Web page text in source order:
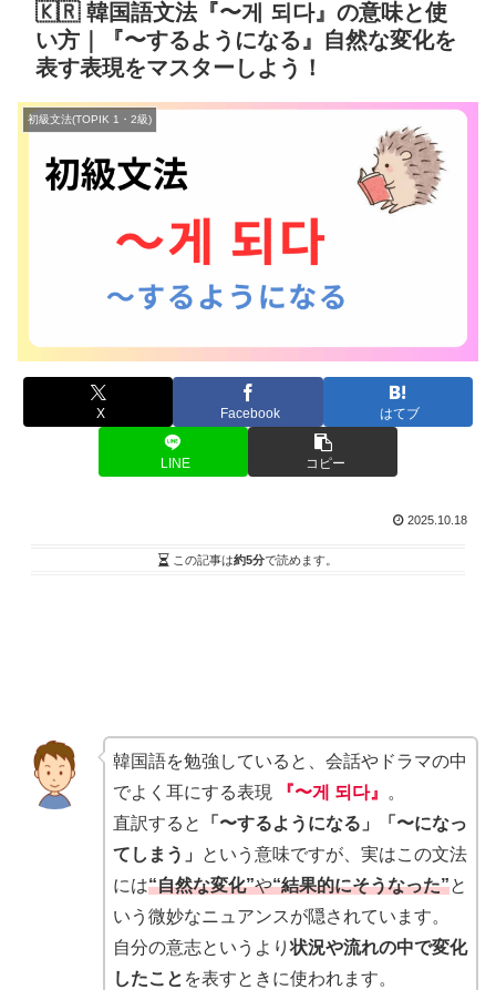
🇰🇷 韓国語文法『〜게 되다』の意味と使
い方｜『〜するようになる』自然な変化を
表す表現をマスターしよう！
初級文法(TOPIK 1・2級)
X Facebook はてブ
LINE コピー
2025.10.18
この記事は約5分で読めます。
韓国語を勉強していると、会話やドラマの中
でよく耳にする表現
『〜게 되다』
。
直訳すると
「〜するようになる」「〜になっ
てしまう」
という意味ですが、実はこの文法
には“自然な変化”や“結果的にそうなった”と
いう微妙なニュアンスが隠されています。
自分の意志というより状況や流れの中で変化
したこと を表すときに使われます。